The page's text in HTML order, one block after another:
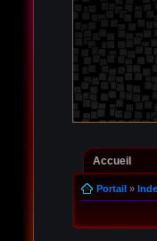
Accueil
Portail»